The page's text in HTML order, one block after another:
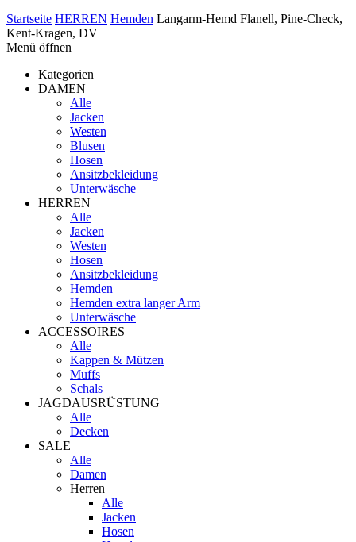
Startseite HERREN Hemden Langarm-Hemd Flanell, Pine-Check,
Kent-Kragen, DV
Menü öffnen
Kategorien
DAMEN
Alle
Jacken
Westen
Blusen
Hosen
Ansitzbekleidung
Unterwäsche
HERREN
Alle
Jacken
Westen
Hosen
Ansitzbekleidung
Hemden
Hemden extra langer Arm
Unterwäsche
ACCESSOIRES
Alle
Kappen & Mützen
Muffs
Schals
JAGDAUSRÜSTUNG
Alle
Decken
SALE
Alle
Damen
Herren
Alle
Jacken
Hosen